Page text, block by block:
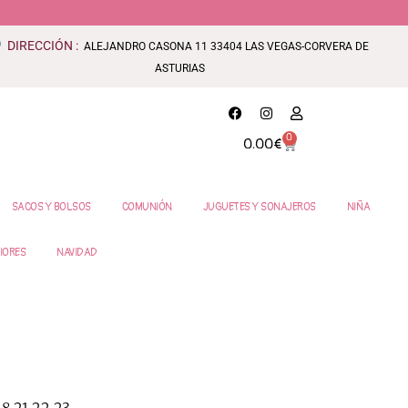
DIRECCIÓN : ALEJANDRO CASONA 11 33404 LAS VEGAS-CORVERA DE
ASTURIAS
0.00€ 0
SACOS Y BOLSOS COMUNIÓN JUGUETES Y SONAJEROS NIÑA
NAVIDAD